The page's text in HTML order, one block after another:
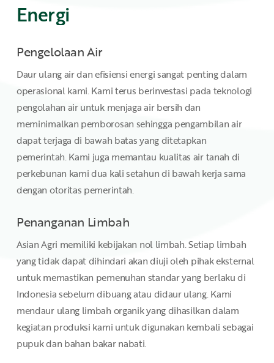
Energi
Pengelolaan Air
Daur ulang air dan efisiensi energi sangat penting dalam
operasional kami. Kami terus berinvestasi pada teknologi
pengolahan air untuk menjaga air bersih dan
meminimalkan pemborosan sehingga pengambilan air
dapat terjaga di bawah batas yang ditetapkan
pemerintah. Kami juga memantau kualitas air tanah di
perkebunan kami dua kali setahun di bawah kerja sama
dengan otoritas pemerintah.
Penanganan Limbah
Asian Agri memiliki kebijakan nol limbah. Setiap limbah
yang tidak dapat dihindari akan diuji oleh pihak eksternal
untuk memastikan pemenuhan standar yang berlaku di
Indonesia sebelum dibuang atau didaur ulang. Kami
mendaur ulang limbah organik yang dihasilkan dalam
kegiatan produksi kami untuk digunakan kembali sebagai
pupuk dan bahan bakar nabati.